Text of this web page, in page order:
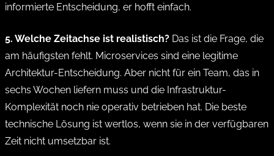
informierte Entscheidung, er hofft einfach.
5. Welche Zeitachse ist realistisch? Das ist die Frage, die
am häufigsten fehlt. Microservices sind eine legitime
Architektur-Entscheidung. Aber nicht für ein Team, das in
sechs Wochen liefern muss und die Infrastruktur-
Komplexität noch nie operativ betrieben hat. Die beste
technische Lösung ist wertlos, wenn sie in der verfügbaren
Zeit nicht umsetzbar ist.